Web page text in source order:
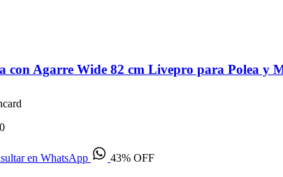
con Agarre Wide 82 cm Livepro para Polea y
en WhatsApp 43% OFF